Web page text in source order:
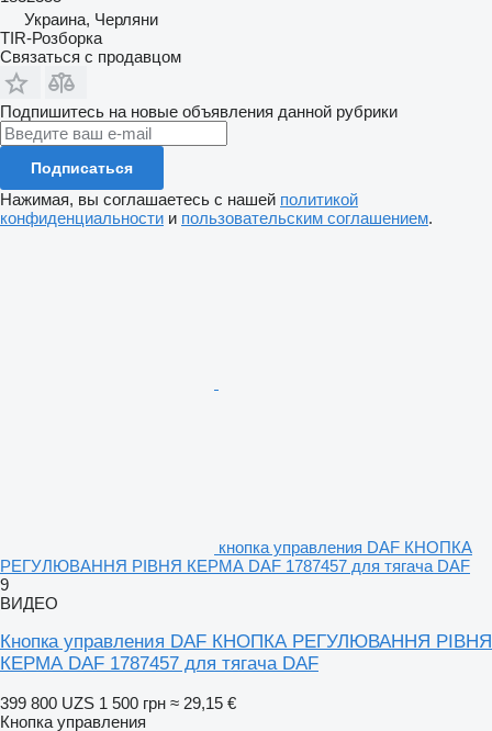
Украина, Черляни
TIR-Розборка
Связаться с продавцом
Подпишитесь на новые объявления данной рубрики
Подписаться
Нажимая, вы соглашаетесь с нашей политикой
конфиденциальности и пользовательским соглашением.
кнопка управления DAF КНОПКА
РЕГУЛЮВАННЯ РІВНЯ КЕРМА DAF 1787457 для тягача DAF
9
ВИДЕО
Кнопка управления DAF КНОПКА РЕГУЛЮВАННЯ РІВНЯ
КЕРМА DAF 1787457 для тягача DAF
399 800 UZS 1 500 грн ≈ 29,15 €
Кнопка управления